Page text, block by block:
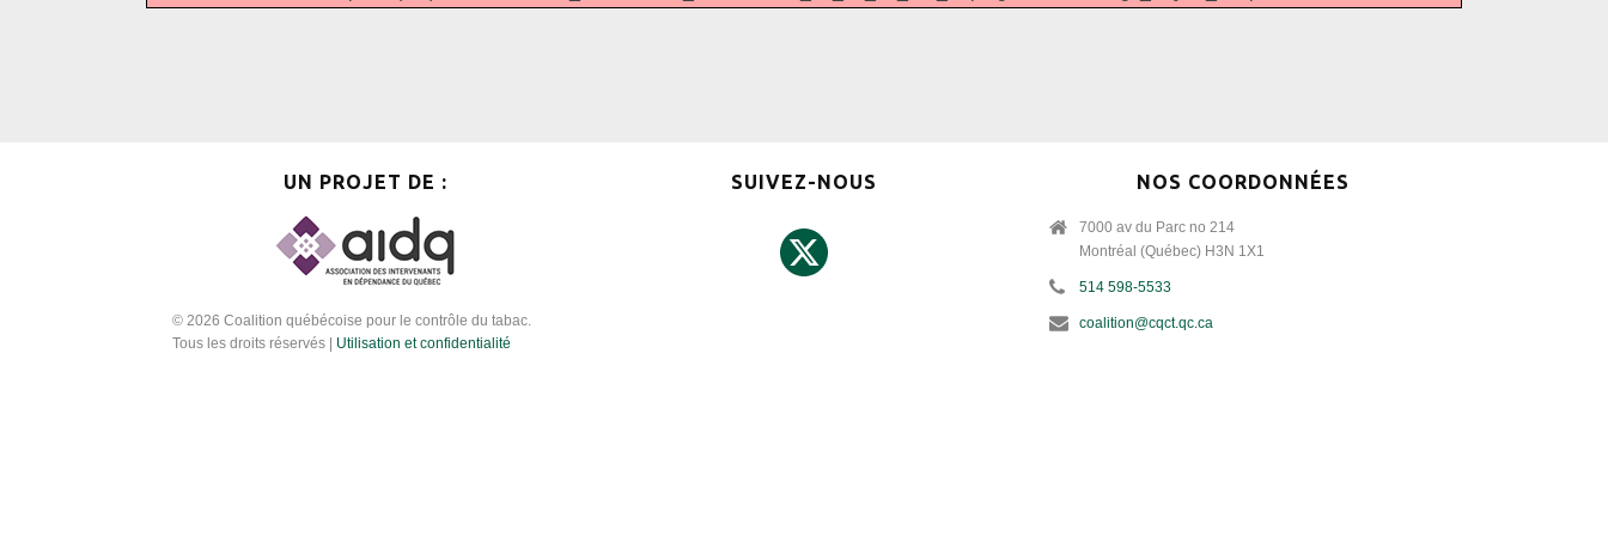
UN PROJET DE :
© 2026 Coalition québécoise pour le contrôle du tabac.
Tous les droits réservés | Utilisation et confidentialité
SUIVEZ-NOUS NOS COORDONNÉES
7000 av du Parc no 214
Montréal (Québec) H3N 1X1
514 598-5533
coalition@cqct.qc.ca